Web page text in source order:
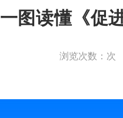
一图读懂《促
浏览次数： 次